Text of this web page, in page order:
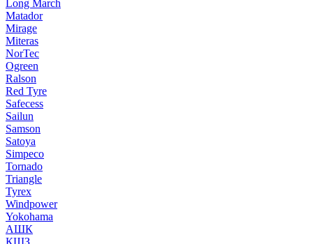
Long March
Matador
Mirage
Miteras
NorTec
Ogreen
Ralson
Red Tyre
Safecess
Sailun
Samson
Satoya
Simpeco
Tornado
Triangle
Tyrex
Windpower
Yokohama
АШК
КШЗ